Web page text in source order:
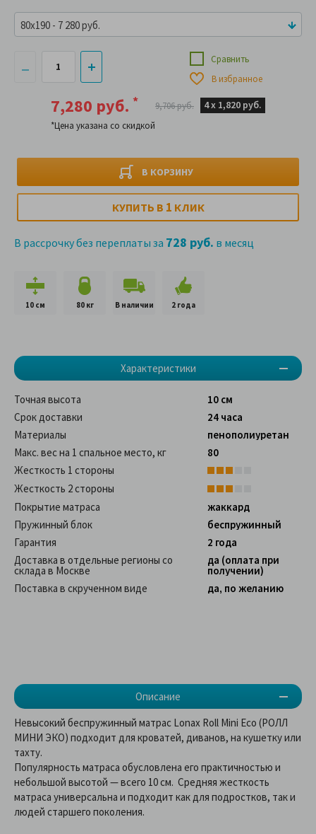
7,280 руб. *
*Цена указана со скидкой
9,706 руб. 4 х 1,820 руб.
В КОРЗИНУ
Сравнить
В избранное
КУПИТЬ В 1 КЛИК
В рассрочку без переплаты за 728 руб. в месяц
80x190 - 7 280 руб.
10 см 80 кг В наличии 2 года
Характеристики
Описание
Точная высота
10 см
Срок доставки
24 часа
Материалы
пенополиуретан
Макс. вес на 1 спальное место, кг
80
Жесткость 1 стороны
Жесткость 2 стороны
Покрытие матраса
жаккард
Пружинный блок
беспружинный
Гарантия
2 года
Доставка в отдельные регионы со
склада в Москве
да (оплата при
получении)
Поставка в скрученном виде
да, по желанию
Невысокий беспружинный матрас Lonax Roll Mini Eco (РОЛЛ
МИНИ ЭКО) подходит для кроватей, диванов, на кушетку или
тахту.
Популярность матраса обусловлена его практичностью и
небольшой высотой — всего 10 см. Средняя жесткость
матраса универсальна и подходит как для подростков, так и
людей старшего поколения.